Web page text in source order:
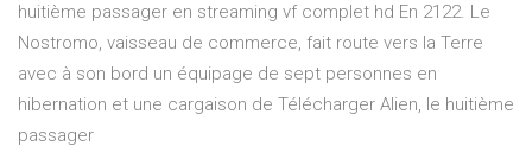
huitième passager en streaming vf complet hd En 2122. Le
Nostromo, vaisseau de commerce, fait route vers la Terre
avec à son bord un équipage de sept personnes en
hibernation et une cargaison de Télécharger Alien, le huitième
passager